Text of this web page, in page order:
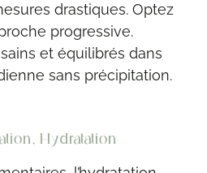
drastiques. Optez
progressive.
et équilibrés dans
sans précipitation.
Hydratation